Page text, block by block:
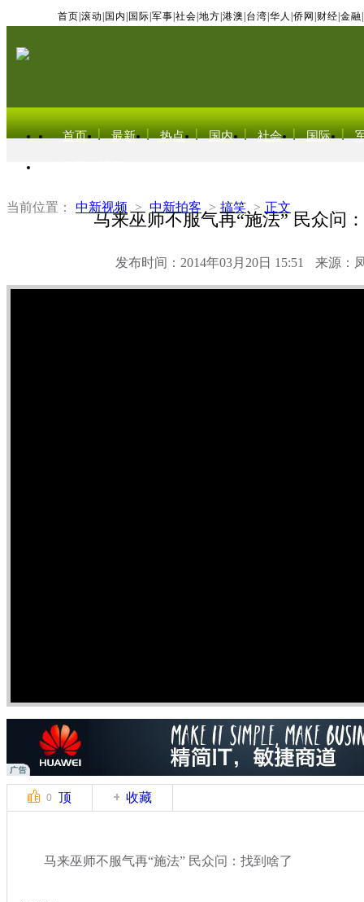
首页 滚动 国内 国际 军事 社会 地方 港澳 台湾 华人 侨网 财经 金融
首页 最新 热点 国内 社会 国际
当前位置： 中新视频 > 中新拍客 > 搞笑 > 正文
马来巫师不服气再“施法” 民众问
发布时间：2014年03月20日 15:51 来源：
0 顶 收藏
马来巫师不服气再“施法” 民众问：找到啥了